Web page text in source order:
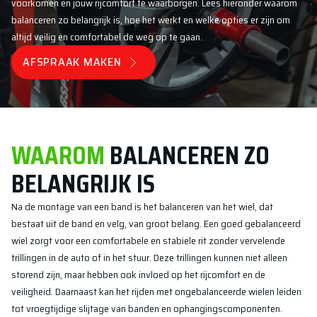
balanceren zo belangrijk is, hoe het werkt en welke opties er zijn om
altijd veilig en comfortabel de weg op te gaan.
AFSPRAAK MAKEN
WAAROMBALANCEREN ZO
BELANGRIJK IS
Na de montage van een band is het balanceren van het wiel, dat
bestaat uit de band en velg, van groot belang. Een goed gebalanceerd
wiel zorgt voor een comfortabele en stabiele rit zonder vervelende
trillingen in de auto of in het stuur. Deze trillingen kunnen niet alleen
storend zijn, maar hebben ook invloed op het rijcomfort en de
veiligheid. Daarnaast kan het rijden met ongebalanceerde wielen leiden
tot vroegtijdige slijtage van banden en ophangingscomponenten.